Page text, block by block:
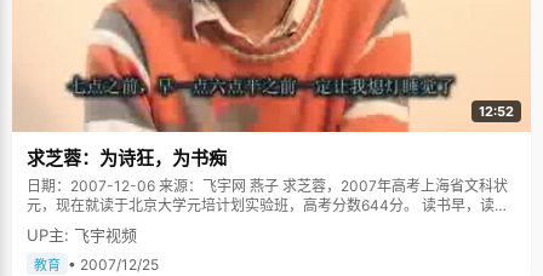
12:52
求芝蓉：为诗狂，为书痴
日期：2007-12-06 来源：飞宇网 燕子 求芝蓉，2007年高考上海省文科状
元，现在就读于北京大学元培计划实验班，高考分数644分。 读书早，读书
痴，外表开朗，笑容灿烂的求芝蓉，真真是一个爱书如痴的人。书对于求芝
蓉，就像水之于鱼一样自然，正如她自己在那篇被传阅甚广的小文《走过我
生命中的那个男孩》中所写"我注定一辈子都属于书了"。 教育从诗歌开始，
UP主: 飞宇视频
教育 • 2007/12/25